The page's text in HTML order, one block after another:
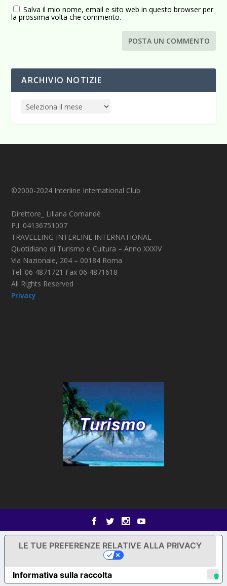
Salva il mio nome, email e sito web in questo browser per
la prossima volta che commento.
ARCHIVIO NOTIZIE
©2000-2024 Interline International Club
Direttore_ Liliana Comandè
P.I. 04136751007
TRAVELLING INTERLINE INTERNATIONAL
Quotidiano di Turismo e Cultura – Anno XXXIV
Via Nazionale, 204 – 00184 Roma
Tel. 06 4871721 Fax 06 4871618
All Rights Reserved
Privacy
Informativa sulla raccolta
LE TUE PREFERENZE RELATIVE ALLA PRIVACY